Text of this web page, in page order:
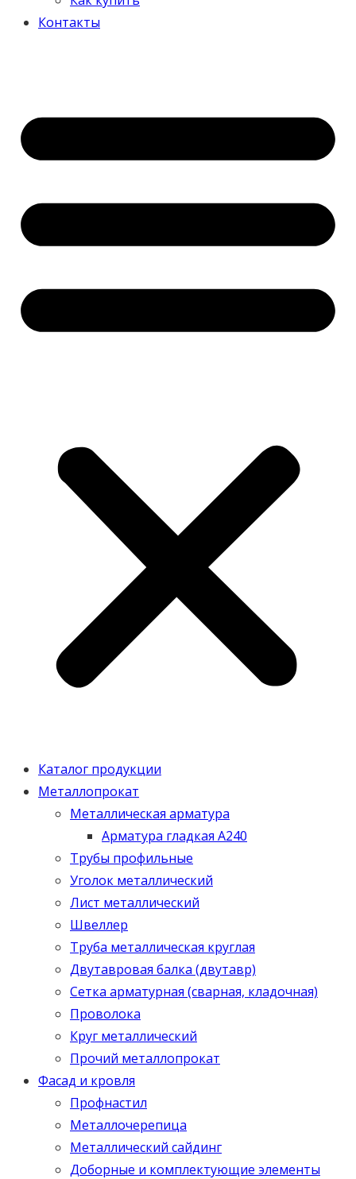
Контакты
Каталог продукции
Металлопрокат
Металлическая арматура
Арматура гладкая А240
Трубы профильные
Уголок металлический
Лист металлический
Швеллер
Труба металлическая круглая
Двутавровая балка (двутавр)
Сетка арматурная (сварная, кладочная)
Проволока
Круг металлический
Прочий металлопрокат
Фасад и кровля
Профнастил
Металлочерепица
Металлический сайдинг
Доборные и комплектующие элементы